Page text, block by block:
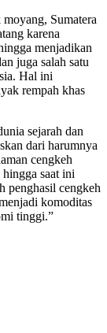
Sumatera
karena
menjadikan
juga salah satu
Hal ini
rempah khas
sejarah dan
dari harumnya
cengkeh
saat ini
penghasil cengkeh
komoditas
tinggi.”